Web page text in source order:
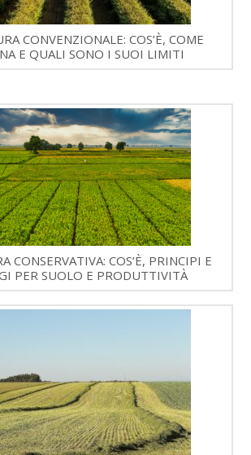
CONVENZIONALE: COS’È, COME
E QUALI SONO I SUOI LIMITI
CONSERVATIVA: COS’È, PRINCIPI E
PER SUOLO E PRODUTTIVITÀ